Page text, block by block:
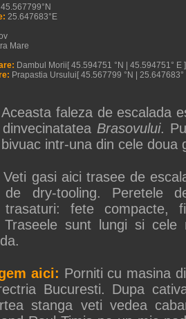
45.567799°N
25.647683°E
Mare
Dambul Morii[ 45.594751 °N | 45.594751° E ]
Prapastia Ursului[ 45.567799 °N | 25.647683°
Aceasta faleza de escalada
Brasovului.
intr-una din cele doua
Veti gasi aici trasee de
dry-tooling. Peretele
fete compacte,
Traseele sunt lungi si
aici: Porniti cu masina
Bucuresti. Dupa
stanga veti vedea